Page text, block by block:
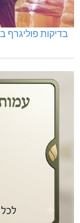
בדיקות פוליגרף